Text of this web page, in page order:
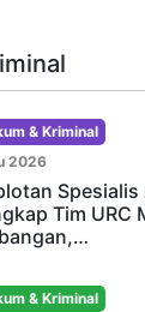
& Kriminal
2026
Tim URC
& Kriminal